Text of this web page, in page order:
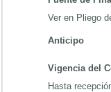
Ver en Pliego
Anticipo
Vigencia del
Hasta